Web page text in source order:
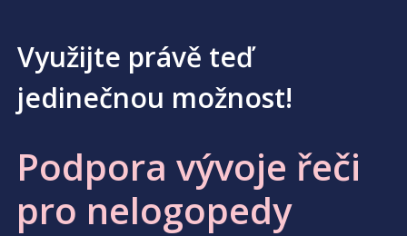
Využijte právě teď
jedinečnou možnost!
Podpora vývoje řeči
pro nelogopedy